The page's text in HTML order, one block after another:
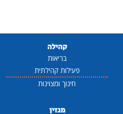
קהילה
בריאות
פעילות קהילתית
חינוך ומצוינות
מגזין